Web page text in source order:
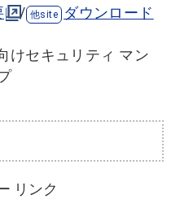
/ ダウンロード
けセキュリティ マン
リンク